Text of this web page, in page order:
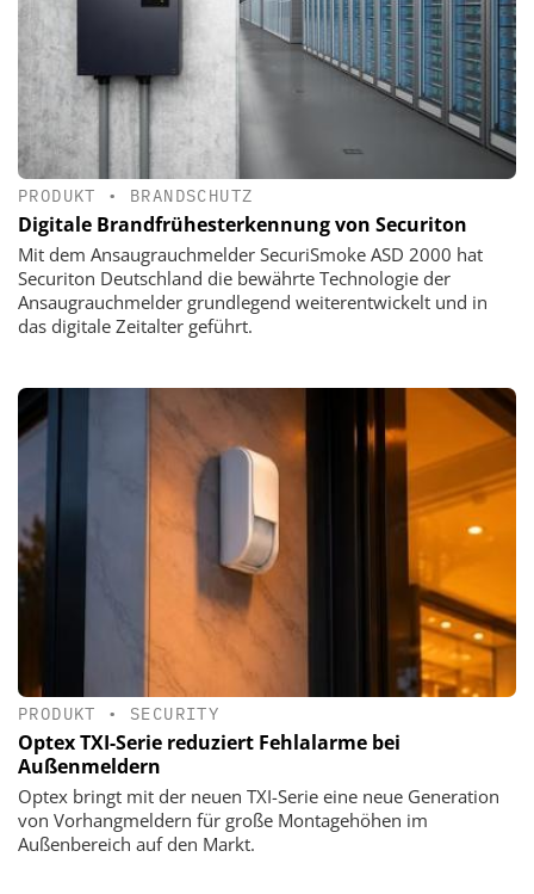
PRODUKT • BRANDSCHUTZ
Digitale Brandfrühesterkennung von Securiton
Mit dem Ansaugrauchmelder SecuriSmoke ASD 2000 hat
Securiton Deutschland die bewährte Technologie der
Ansaugrauchmelder grundlegend weiterentwickelt und in
das digitale Zeitalter geführt.
PRODUKT • SECURITY
Optex TXI-Serie reduziert Fehlalarme bei
Außenmeldern
Optex bringt mit der neuen TXI-Serie eine neue Generation
von Vorhangmeldern für große Montagehöhen im
Außenbereich auf den Markt.